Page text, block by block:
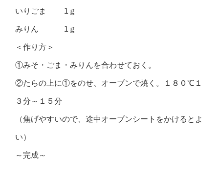
いりごま 1ｇ
みりん 1ｇ
＜作り方＞
①みそ・ごま・みりんを合わせておく。
②たらの上に①をのせ、オーブンで焼く。１８０℃１
３分～１５分
（焦げやすいので、途中オーブンシートをかけるとよ
い）
～完成～